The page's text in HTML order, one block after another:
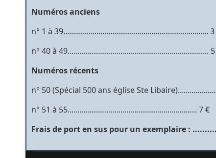
Numéros anciens
n° 1 à 39..........................................................................
n° 40 à 49........................................................................
Numéros récents
n° 50 (Spécial 500 ans église Ste
n° 51 à 55.................................................................. 7 €
Frais de port en sus pour un exemplaire :